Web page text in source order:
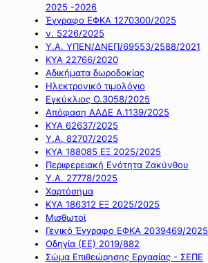
2025 -2026
Έγγραφο ΕΦΚΑ 1270300/2025
ν. 5226/2025
Υ.Α. ΥΠΕΝ/ΔΝΕΠ/69553/2588/2021
ΚΥΑ 22766/2020
Αδικήματα δωροδοκίας
Ηλεκτρονικό τιμολόγιο
Εγκύκλιος Ο.3058/2025
Απόφαση ΑΑΔΕ Α.1139/2025
ΚΥΑ 62637/2025
Υ.Α. 82707/2025
ΚΥΑ 188085 ΕΞ 2025/2025
Περιφερειακή Ενότητα Ζακύνθου
Υ.Α. 27778/2025
Χαρτόσημα
ΚΥΑ 186312 ΕΞ 2025/2025
Μισθωτοί
Γενικό Έγγραφο ΕΦΚΑ 2039469/2025
Οδηγία (ΕΕ) 2019/882
Σώμα Επιθεώρησης Εργασίας - ΣΕΠΕ